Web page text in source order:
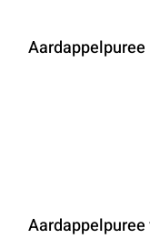
Aardappelpuree
Aardappelpuree